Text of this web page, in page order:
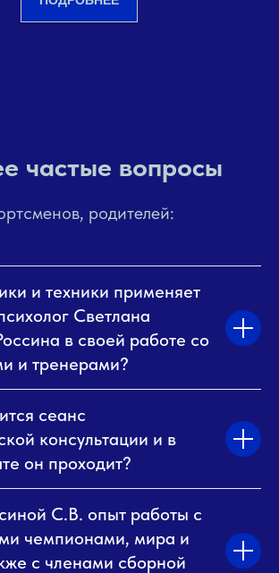
частые вопросы
родителей:
и техники применяет
Светлана
в своей работе со
и тренерами?
сеанс
консультации и в
он проходит?
С.В. опыт работы с
чемпионами, мира и
с членами сборной